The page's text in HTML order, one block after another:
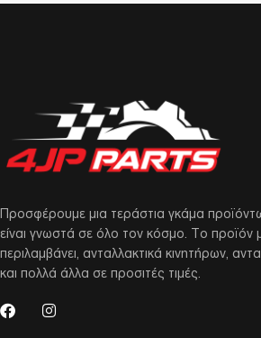
Προσφέρουμε μια τεράστια γκάμα
είναι γνωστά σε όλο τον κόσμο. Το προϊόν
περιλαμβάνει, ανταλλακτικά κινητήρων,
και πολλά άλλα σε προσιτές τιμές.